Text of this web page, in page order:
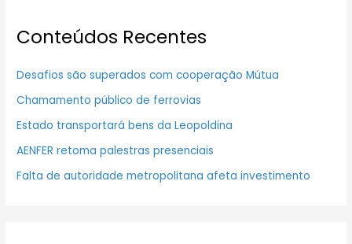
Conteúdos Recentes
Desafios são superados com cooperação Mútua
Chamamento público de ferrovias
Estado transportará bens da Leopoldina
AENFER retoma palestras presenciais
Falta de autoridade metropolitana afeta investimento